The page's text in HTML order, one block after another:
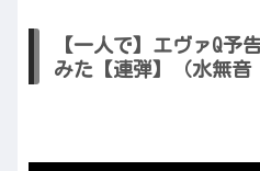
【一人で】エヴァQ予
みた【連弾】（水無音